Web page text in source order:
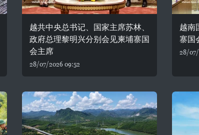
越共中央总书记、国家主席苏林、
政府总理黎明兴分别会见柬埔寨国
会主席
28/07/2026 09:52
越南
寨国
28/